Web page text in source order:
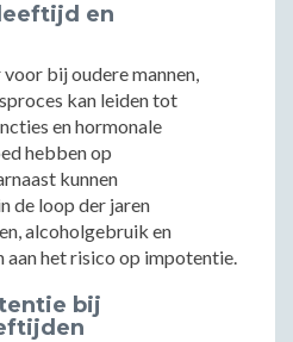
en
bij oudere mannen,
kan leiden tot
en hormonale
hebben op
kunnen
de loop der jaren
alcoholgebruik en
het risico op impotentie.
bij